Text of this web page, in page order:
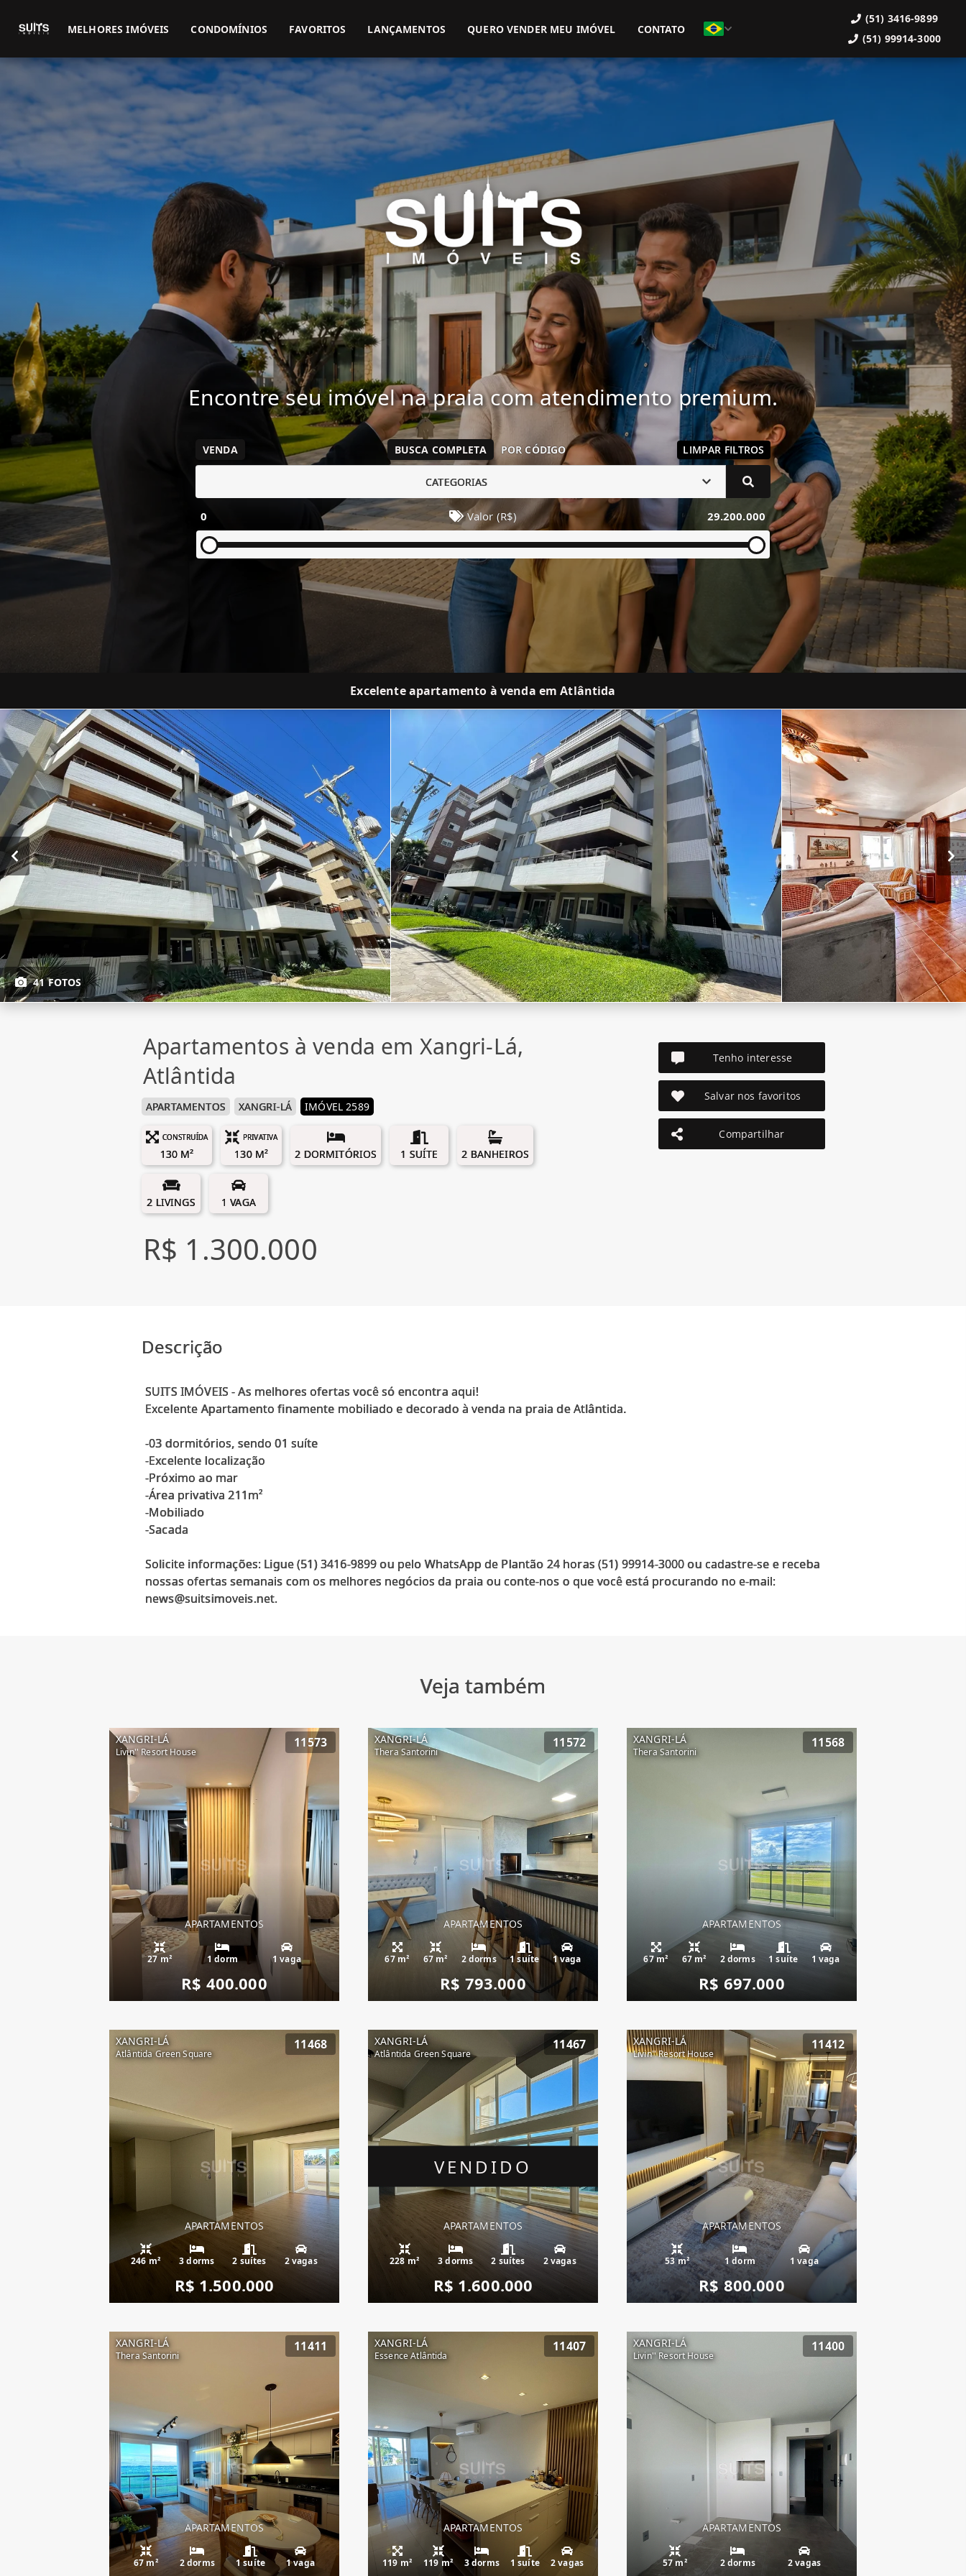
(51) 3416-9899 (51) 99914-3000
MELHORES IMÓVEIS CONDOMÍNIOS FAVORITOS LANÇAMENTOS QUERO VENDER MEU IMÓVEL CONTATO
(51) 3416-9899
(51) 99914-3000
Encontre seu imóvel na praia com atendimento premium.
VENDA BUSCA COMPLETA POR CÓDIGO LIMPAR FILTROS
CATEGORIAS
0 Valor (R$) 29.200.000
Excelente apartamento à venda em Atlântida
41 FOTOS
Apartamentos à venda em Xangri-Lá,
Atlântida
APARTAMENTOS XANGRI-LÁ IMÓVEL 2589
CONSTRUÍDA
130 M²
PRIVATIVA
130 M² 2 DORMITÓRIOS 1 SUÍTE 2 BANHEIROS
2 LIVINGS 1 VAGA
R$ 1.300.000
Tenho interesse
Salvar nos favoritos
Compartilhar
Descrição
SUITS IMÓVEIS - As melhores ofertas você só encontra aqui!
Excelente Apartamento finamente mobiliado e decorado à venda na praia de Atlântida.
-03 dormitórios, sendo 01 suíte
-Excelente localização
-Próximo ao mar
-Área privativa 211m²
-Mobiliado
-Sacada
Solicite informações: Ligue (51) 3416-9899 ou pelo WhatsApp de Plantão 24 horas (51) 99914-3000 ou cadastre-se e receba
nossas ofertas semanais com os melhores negócios da praia ou conte-nos o que você está procurando no e-mail:
Veja também
XANGRI-LÁ
Livin'' Resort House
11573
APARTAMENTOS
27 m² 1 dorm 1 vaga
R$ 400.000
XANGRI-LÁ
Thera Santorini
11572
APARTAMENTOS
67 m² 67 m² 2 dorms 1 suíte 1 vaga
R$ 793.000
XANGRI-LÁ
Thera Santorini
11568
APARTAMENTOS
67 m² 67 m² 2 dorms 1 suíte 1 vaga
R$ 697.000
XANGRI-LÁ
Atlântida Green Square
11468
APARTAMENTOS
246 m² 3 dorms 2 suítes 2 vagas
R$ 1.500.000
VENDIDO
XANGRI-LÁ
Atlântida Green Square
11467
APARTAMENTOS
228 m² 3 dorms 2 suítes 2 vagas
R$ 1.600.000
XANGRI-LÁ
Livin'' Resort House
11412
APARTAMENTOS
53 m² 1 dorm 1 vaga
R$ 800.000
XANGRI-LÁ
Thera Santorini
11411
APARTAMENTOS
67 m² 2 dorms 1 suíte 1 vaga
XANGRI-LÁ
Essence Atlântida
11407
APARTAMENTOS
119 m² 119 m² 3 dorms 1 suíte 2 vagas
XANGRI-LÁ
Livin'' Resort House
11400
APARTAMENTOS
57 m² 2 dorms 2 vagas